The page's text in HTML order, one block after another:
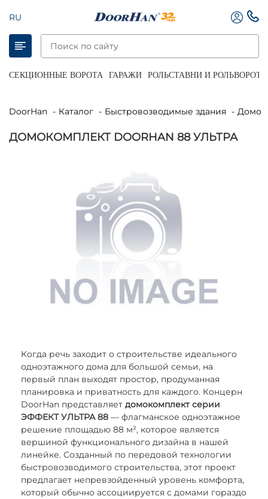
RU
СЕКЦИОННЫЕ ВОРОТА ГАРАЖИ РОЛЬСТАВНИ И РОЛЬВОРОТА
DoorHan Каталог Быстровозводимые здания
ДОМОКОМПЛЕКТ DOORHAN 88 УЛЬТРА
Когда речь заходит о строительстве идеального
одноэтажного дома для большой семьи, на
первый план выходят простор, продуманная
планировка и приватность для каждого. Концерн
DoorHan представляет домокомплект серии
ЭФФЕКТ УЛЬТРА 88 — флагманское одноэтажное
решение площадью 88 м², которое является
вершиной функционального дизайна в нашей
линейке. Созданный по передовой технологии
быстровозводимого строительства, этот проект
предлагает непревзойденный уровень комфорта,
который обычно ассоциируется с домами гораздо